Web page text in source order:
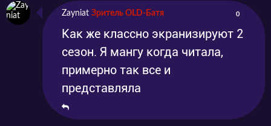
Zayniat Зритель OLD-Батя 0
Как же классно экранизируют 2
сезон. Я мангу когда читала,
примерно так все и
представляла